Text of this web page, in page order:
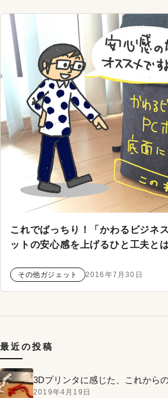
これでばっちり！「かわるビジネ
ットの安心感を上げるひと工夫とは
その他ガジェット 2016年7月30日
最近の投稿
3Dプリンタに感じた、これから
2019年4月19日